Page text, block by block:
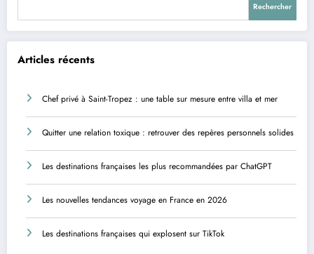
Rechercher
Articles récents
Chef privé à Saint-Tropez : une table sur mesure entre villa et mer
Quitter une relation toxique : retrouver des repères personnels solides
Les destinations françaises les plus recommandées par ChatGPT
Les nouvelles tendances voyage en France en 2026
Les destinations françaises qui explosent sur TikTok